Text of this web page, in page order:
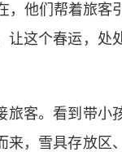
，他们帮着旅客引
让这个春运，处
旅客。看到带小
，雪具存放区、